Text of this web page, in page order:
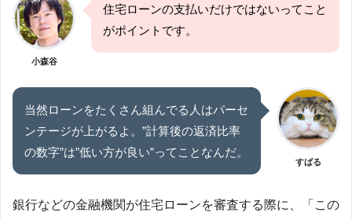
小森谷
住宅ローンの支払いだけではないってこと
がポイントです。
当然ローンをたくさん組んでる人はパーセ
ンテージが上がるよ。”計算後の返済比率
の数字”は”低い方が良い”ってことなんだ。
すばる
銀行などの金融機関が住宅ローンを審査する際に、「この